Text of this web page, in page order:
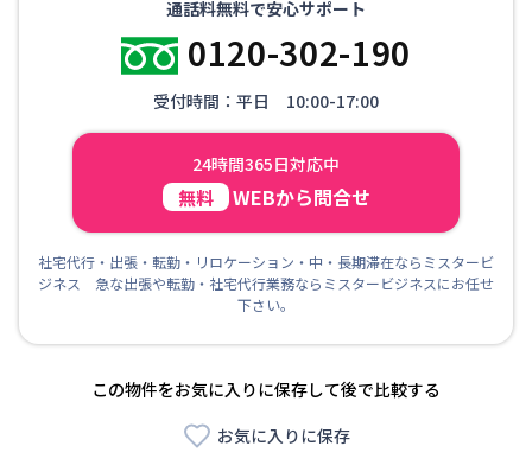
通話料無料で安心サポート
0120-302-190
受付時間：平日 10:00-17:00
24時間365日対応中
無料 WEBから問合せ
社宅代行・出張・転勤・リロケーション・中・長期滞在ならミスタービ
ジネス 急な出張や転勤・社宅代行業務ならミスタービジネスにお任せ
下さい。
この物件をお気に入りに保存して後で比較する
お気に入りに保存